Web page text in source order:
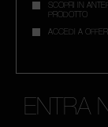
SCOPRI IN
PRODOTTO
ACCEDI A
ENTRA